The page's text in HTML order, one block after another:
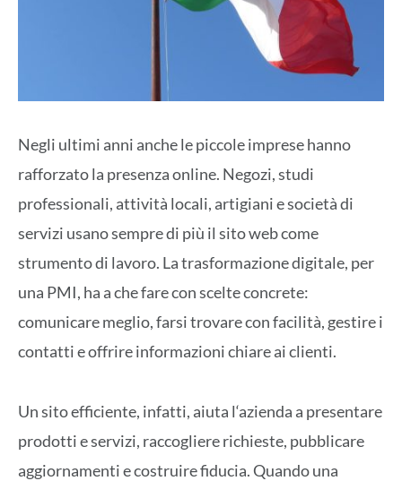
Negli ultimi anni anche lepiccole impresehanno
rafforzato la presenza online. Negozi, studi
professionali, attività locali, artigiani e società di
servizi usano sempre di più il sito web come
strumento di lavoro. La trasformazione digitale, per
una PMI, ha a che fare conscelte concrete:
comunicare meglio, farsi trovare con facilità, gestire i
contatti e offrire informazioni chiare ai clienti.
Unsito efficiente, infatti, aiuta l‘azienda a presentare
prodotti e servizi, raccogliere richieste, pubblicare
aggiornamenti e costruire fiducia. Quando una